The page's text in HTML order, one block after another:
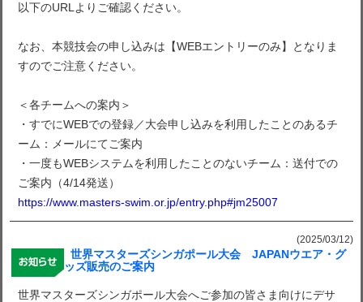
以下のURLよりご確認ください。
なお、本競技会の申し込みは【WEBエントリーのみ】となりま
すのでご注意ください。
＜各チームへの案内＞
・すでにWEBでの登録／大会申し込みを利用したことのあるチ
ーム：メールにてご案内
・一度もWEBシステムを利用したことのないチーム：送付での
ご案内（4/14発送）
https://www.masters-swim.or.jp/entry.php#jm25007
(2025/03/12)
世界マスターズシンガポール大会 JAPANウエア・グ
ッズ販売のご案内
世界マスターズシンガポール大会へご参加の皆さま向けにデサ